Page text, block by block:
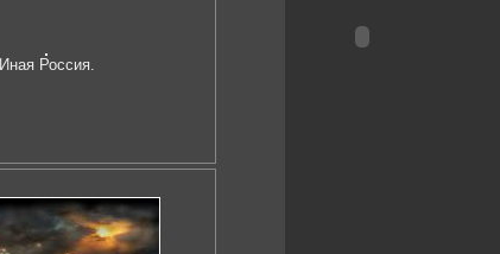
Иная Россия.